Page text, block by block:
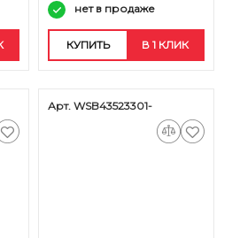
нет в продаже
КУПИТЬ В 1 КЛИК
Арт. WSB43523301-